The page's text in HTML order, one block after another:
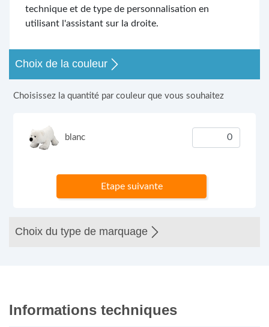
technique et de type de personnalisation en
utilisant l'assistant sur la droite.
Choix de la couleur
Choisissez la quantité par couleur que vous souhaitez
blanc
Etape suivante
Choix du type de marquage
Informations techniques